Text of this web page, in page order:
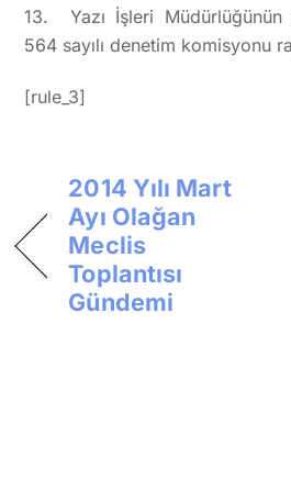
13. Yazı İşleri
564 sayılı denetim komisyonu
[rule_3]
2014 Yılı Mart
Ayı Olağan
Meclis
Toplantısı
Gündemi